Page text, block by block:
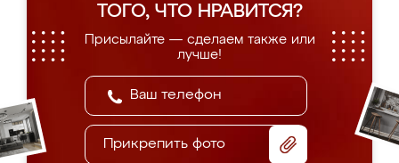
ТОГО, ЧТО НРАВИТСЯ?
Присылайте — сделаем также или
лучше!
Прикрепить фото